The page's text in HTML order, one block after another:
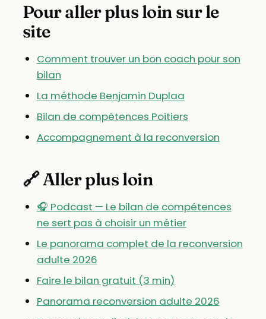
Pour aller plus loin sur le
site
Comment trouver un bon coach pour son
bilan
La méthode Benjamin Duplaa
Bilan de compétences Poitiers
Accompagnement à la reconversion
🔗 Aller plus loin
🎧 Podcast — Le bilan de compétences
ne sert pas à choisir un métier
Le panorama complet de la reconversion
adulte 2026
Faire le bilan gratuit (3 min)
Panorama reconversion adulte 2026